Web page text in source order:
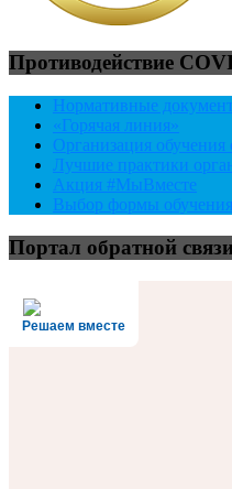
Противодействие
Нормативные
«Горячая линия»
Организация обучения
Лучшие практики
Акция #МыВместе
Выбор формы обучения
Портал обратной
Решаем вместе